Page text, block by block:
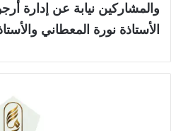
والمشاركين نيابة عن إدارة
الأستاذة نورة المعطاني